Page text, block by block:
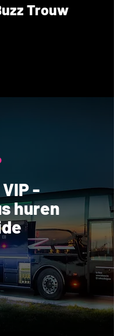
Trouw
-
huren